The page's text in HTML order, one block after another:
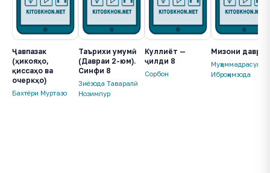
Ҷавпазак
(ҳикояҳо,
қиссаҳо ва
очеркҳо)
Бахтёри Муртазо
Таърихи умумӣ
(Давраи 2-юм).
Синфи 8
Зиёзода Таваралӣ
Нозимпур
Куллиёт —
ҷилди 8
Сорбон
Мизони давр
Муҳаммадрасул
Иброҳимзода